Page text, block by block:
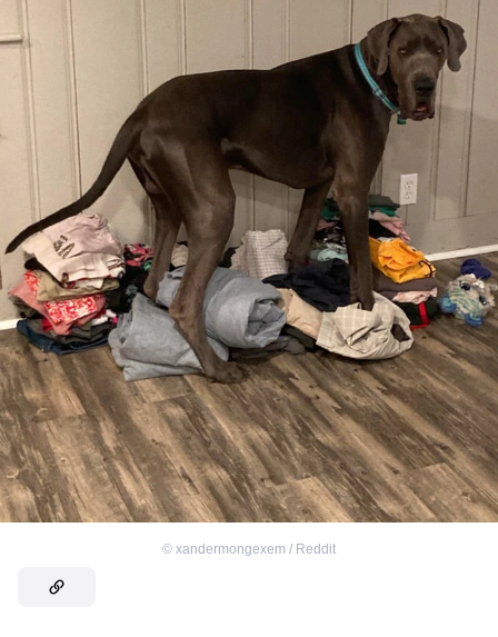
© xandermongexem / Reddit